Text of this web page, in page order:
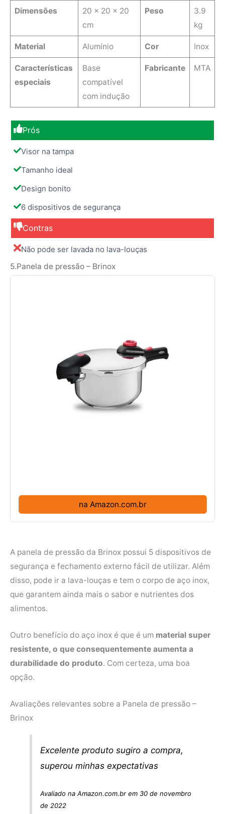
Dimensões
‎20 x 20 x 20
cm
Peso
3.9
kg
Material Alumínio Cor Inox
Características
especiais
Base
compatível
com indução
Fabricante MTA
Prós
Visor na tampa
Tamanho ideal
Design bonito
6 dispositivos de segurança
Contras
Não pode ser lavada no lava-louças
5.Panela de pressão – Brinox
na Amazon.com.br
A panela de pressão da Brinox possui 5 dispositivos de
segurança e fechamento externo fácil de utilizar. Além
disso, pode ir a lava-louças e tem o corpo de aço inox,
que garantem ainda mais o sabor e nutrientes dos
alimentos.
Outro benefício do aço inox é que é um material super
resistente, o que consequentemente aumenta a
durabilidade do produto. Com certeza, uma boa
opção.
Avaliações relevantes sobre a Panela de pressão –
Brinox
Excelente produto sugiro a compra,
superou minhas expectativas
Avaliado na Amazon.com.br em 30 de novembro
de 2022